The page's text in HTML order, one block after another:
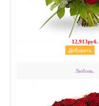
12,913руб.
Любовь.